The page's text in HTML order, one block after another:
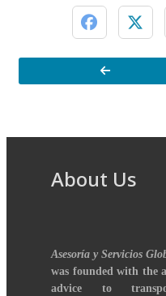
About Us
Asesoría y Servicios
was founded with the
advice to